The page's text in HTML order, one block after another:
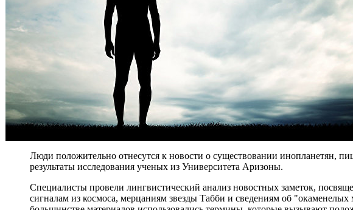
Люди положительно отнесутся к новости о существовании инопланетян,
результаты исследования ученых из Университета Аризоны.
Специалисты провели лингвистический анализ новостных заметок,
сигналам из космоса, мерцаниям звезды Табби и сведениям об